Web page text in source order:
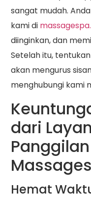
sangat mudah.
kami di
diinginkan, dan
Setelah itu,
akan mengurus
menghubungi kami
dari
Panggilan
Hemat